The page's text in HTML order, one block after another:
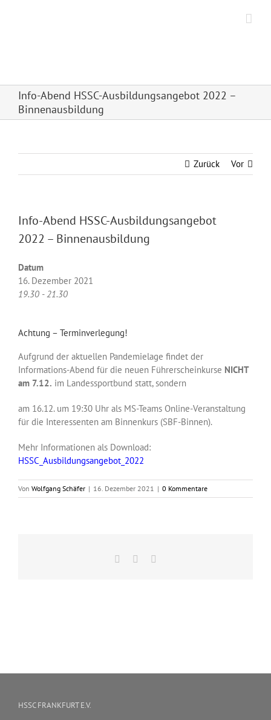
Info-Abend HSSC-Ausbildungsangebot 2022 –
Binnenausbildung
Zurück Vor
Info-Abend HSSC-Ausbildungsangebot
2022 – Binnenausbildung
Datum
16. Dezember 2021
19.30 - 21.30
Achtung – Terminverlegung!
Aufgrund der aktuellen Pandemielage findet der
Informations-Abend für die neuen Führerscheinkurse NICHT
am 7.12. im Landessportbund statt, sondern
am 16.12. um 19:30 Uhr als MS-Teams Online-Veranstaltung
für die Interessenten am Binnenkurs (SBF-Binnen).
Mehr Informationen als Download:
HSSC_Ausbildungsangebot_2022
Von Wolfgang Schäfer | 16. Dezember 2021 | 0 Kommentare
Facebook
HSSC FRANKFURT E.V.